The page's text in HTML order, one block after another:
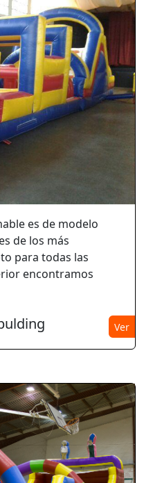
es de modelo
de los más
para todas las
encontramos
Ver